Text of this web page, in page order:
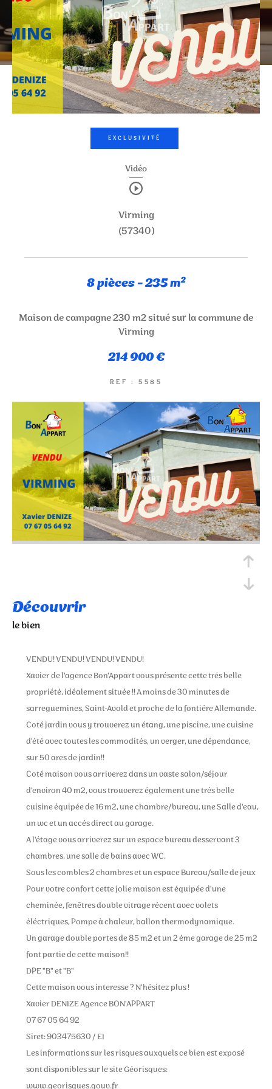
EXCLUSIVITÉ
Vidéo
Virming
(57340)
8 pièces - 235 m²
Maison de campagne 230 m2 situé sur la commune de
Virming
214 900 €
REF : 5585
découvrir
le bien
VENDU! VENDU! VENDU! VENDU!
Xavier de l'agence Bon'Appart vous présente cette trés belle
propriété, idéalement située !! A moins de 30 minutes de
sarreguemines, Saint-Avold et proche de la fontiére Allemande.
Coté jardin vous y trouverez un étang, une piscine, une cuisine
d'été avec toutes les commodités, un verger, une dépendance,
sur 50 ares de jardin!!
Coté maison vous arriverez dans un vaste salon/séjour
d'environ 40 m2, vous trouverez également une trés belle
cuisine équipée de 16 m2, une chambre/bureau, une Salle d'eau,
un wc et un accés direct au garage.
A l'étage vous arriverez sur un espace bureau desservant 3
chambres, une salle de bains avec WC.
Sous les combles 2 chambres et un espace Bureau/salle de jeux
Pour votre confort cette jolie maison est équipée d'une
cheminée, fenêtres double vitrage récent avec volets
éléctriques, Pompe à chaleur, ballon thermodynamique.
Un garage double portes de 85 m2 et un 2 éme garage de 25 m2
font partie de cette maison!!
DPE "B" et "B"
Cette maison vous interesse ? N'hésitez plus !
Xavier DENIZE Agence BON'APPART
07 67 05 64 92
Siret: 903475630 / EI
Les informations sur les risques auxquels ce bien est exposé
sont disponibles sur le site Géorisques:
www.georisques.gouv.fr
0 1 2 3 4 5
Ville
Surface
CRITÈRES
SUPPLÉMENTAIRES
TERRASSE
FILTRER PAR
RECHERCHER